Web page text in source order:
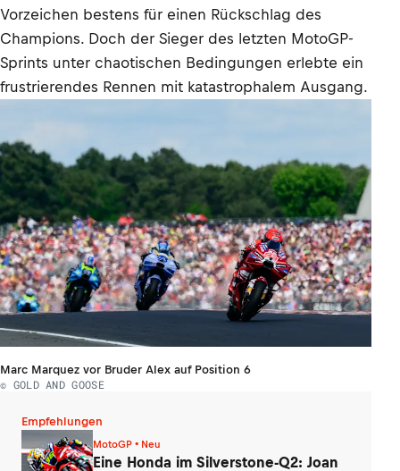
Vorzeichen bestens für einen Rückschlag des
Champions. Doch der Sieger des letzten MotoGP-
Sprints unter chaotischen Bedingungen erlebte ein
frustrierendes Rennen mit katastrophalem Ausgang.
Marc Marquez vor Bruder Alex auf Position 6
© GOLD AND GOOSE
Empfehlungen
MotoGP • Neu
Eine Honda im Silverstone-Q2: Joan